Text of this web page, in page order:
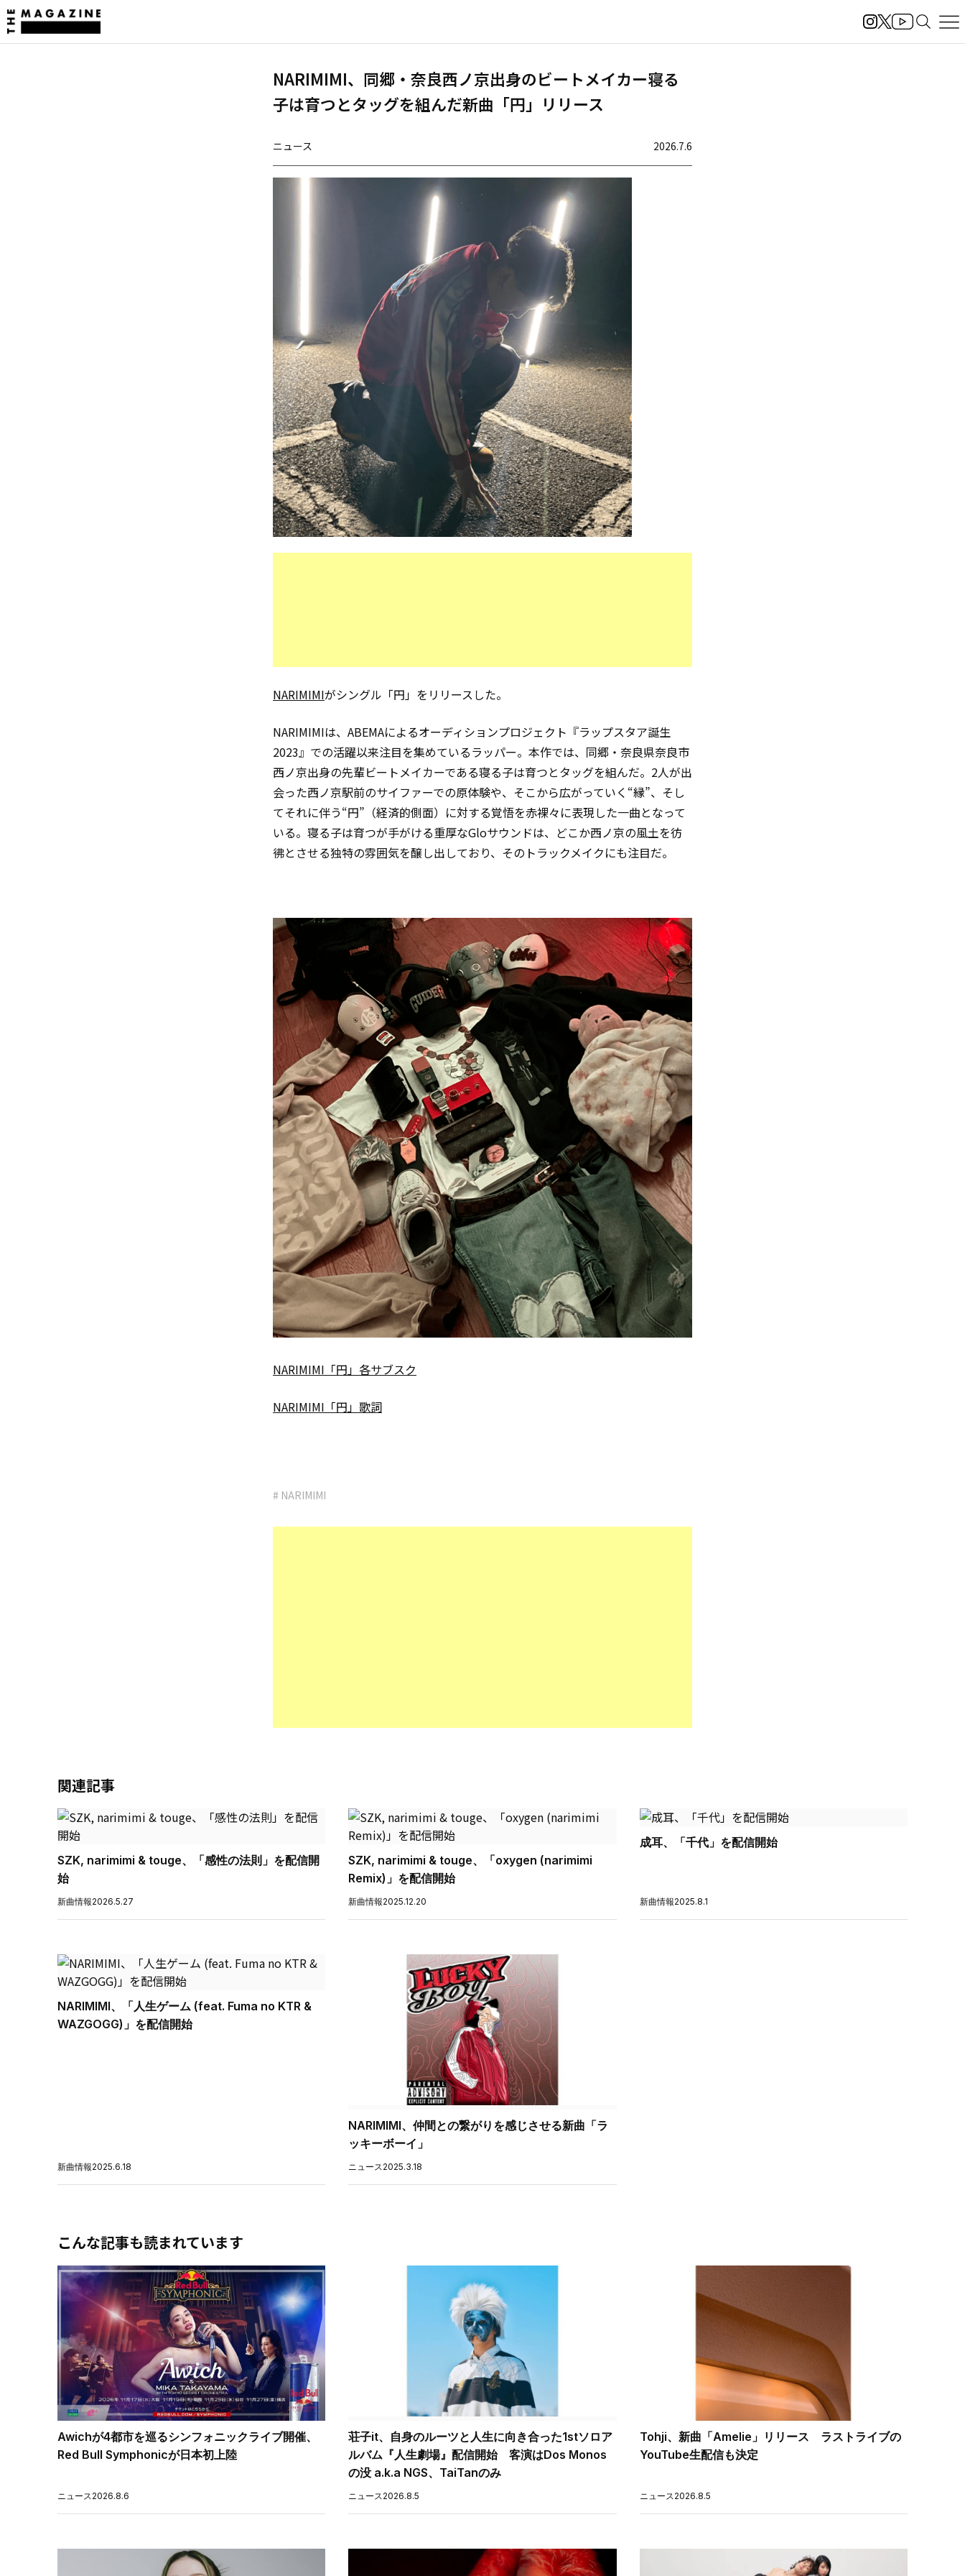
NARIMIMI、同郷・奈良西ノ京出身のビートメイカー寝る
子は育つとタッグを組んだ新曲「円」リリース
ニュース 2026.7.6
NARIMIMIがシングル「円」をリリースした。
NARIMIMIは、ABEMAによるオーディションプロジェクト『ラップスタア誕生
2023』での活躍以来注目を集めているラッパー。本作では、同郷・奈良県奈良市
西ノ京出身の先輩ビートメイカーである寝る子は育つとタッグを組んだ。2人が出
会った西ノ京駅前のサイファーでの原体験や、そこから広がっていく“縁”、そし
てそれに伴う“円”（経済的側面）に対する覚悟を赤裸々に表現した一曲となって
いる。寝る子は育つが手がける重厚なGloサウンドは、どこか西ノ京の風土を彷
彿とさせる独特の雰囲気を醸し出しており、そのトラックメイクにも注目だ。
NARIMIMI「円」各サブスク
NARIMIMI「円」歌詞
# NARIMIMI
関連記事
SZK, narimimi & touge、「感性の法則」を配信開
始
新曲情報2026.5.27
SZK, narimimi & touge、「oxygen (narimimi
Remix)」を配信開始
新曲情報2025.12.20
成耳、「千代」を配信開始
新曲情報2025.8.1
NARIMIMI、「人生ゲーム (feat. Fuma no KTR &
WAZGOGG)」を配信開始
新曲情報2025.6.18
NARIMIMI、仲間との繋がりを感じさせる新曲「ラ
ッキーボーイ」
ニュース 2025.3.18
こんな記事も読まれています
Awichが4都市を巡るシンフォニックライブ開催、
Red Bull Symphonicが日本初上陸
ニュース 2026.8.6
荘子it、自身のルーツと人生に向き合った1stソロア
ルバム『人生劇場』配信開始 客演はDos Monos
の没 a.k.a NGS、TaiTanのみ
ニュース 2026.8.5
Tohji、新曲「Amelie」リリース ラストライブの
YouTube生配信も決定
ニュース 2026.8.5